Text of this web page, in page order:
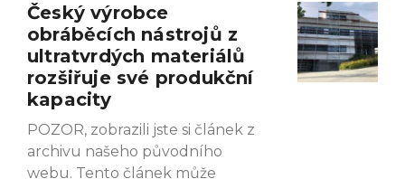
Český výrobce
obráběcích nástrojů z
ultratvrdých materiálů
rozšiřuje své produkční
kapacity
POZOR, zobrazili jste si článek z
archivu našeho původního
webu. Tento článek může